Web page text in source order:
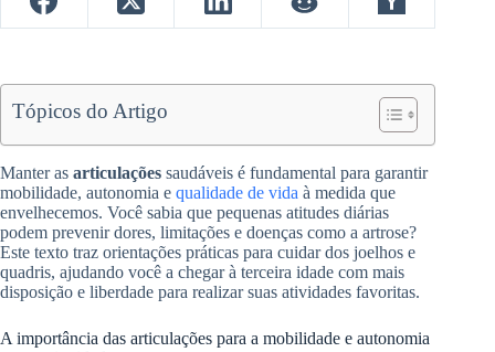
Tópicos do Artigo
Manter as articulações saudáveis é fundamental para garantir
mobilidade, autonomia e qualidade de vida à medida que
envelhecemos. Você sabia que pequenas atitudes diárias
podem prevenir dores, limitações e doenças como a artrose?
Este texto traz orientações práticas para cuidar dos joelhos e
quadris, ajudando você a chegar à terceira idade com mais
disposição e liberdade para realizar suas atividades favoritas.
A importância das articulações para a mobilidade e autonomia